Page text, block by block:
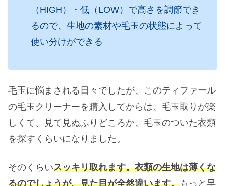
（HIGH）・低（LOW）で高さを調節でき
るので、生地の素材や毛玉の状態によって
使い分けができる
毛玉に悩まされる日々でしたが、このティファール
の毛玉クリーナーを購入してからは、毛玉取りが楽
しくて、見て見ぬふりどころか、毛玉のついた衣類
を探すくらいになりました。
そのくらいスッキリ取れます。衣類の生地は薄くな
るのでしょうが、見た目が全然違います。もっと早